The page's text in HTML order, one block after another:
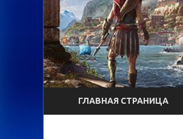
ГЛАВНАЯ СТРАНИЦА